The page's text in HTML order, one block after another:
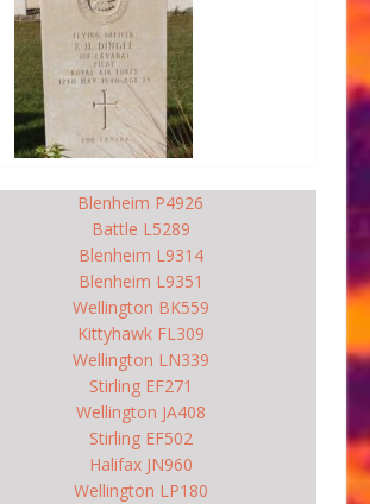
Blenheim P4926
Battle L5289
Blenheim L9314
Blenheim L9351
Wellington BK559
Kittyhawk FL309
Wellington LN339
Stirling EF271
Wellington JA408
Stirling EF502
Halifax JN960
Wellington LP180